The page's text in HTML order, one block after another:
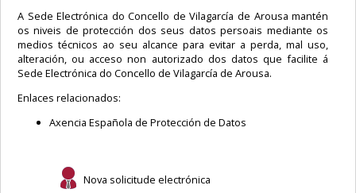
A Sede Electrónica do Concello de Vilagarcía de Arousa mantén
os niveis de protección dos seus datos persoais mediante os
medios técnicos ao seu alcance para evitar a perda, mal uso,
alteración, ou acceso non autorizado dos datos que facilite á
Sede Electrónica do Concello de Vilagarcía de Arousa.
Enlaces relacionados:
Axencia Española de Protección de Datos
Nova solicitude electrónica